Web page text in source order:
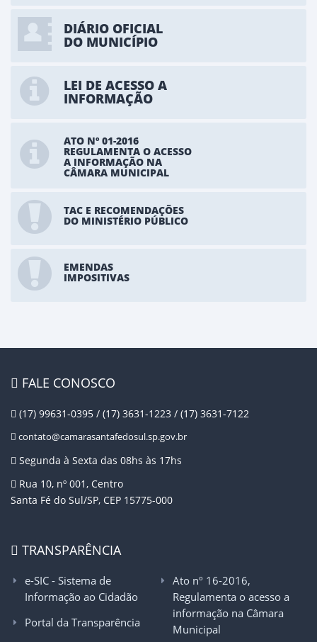
DIÁRIO OFICIAL
DO MUNICÍPIO
LEI DE ACESSO A
INFORMAÇÃO
ATO Nº 01-2016
REGULAMENTA O ACESSO
A INFORMAÇÃO NA
CÂMARA MUNICIPAL
TAC E RECOMENDAÇÕES
DO MINISTÉRIO PÚBLICO
EMENDAS
IMPOSITIVAS
FALE CONOSCO
(17) 99631-0395 / (17) 3631-1223 / (17) 3631-7122
contato@camarasantafedosul.sp.gov.br
Segunda à Sexta das 08hs às 17hs
Rua 10, nº 001, Centro
Santa Fé do Sul/SP, CEP 15775-000
TRANSPARÊNCIA
e-SIC - Sistema de
Informação ao Cidadão
Portal da Transparência
Ato nº 16-2016,
Regulamenta o acesso a
informação na Câmara
Municipal